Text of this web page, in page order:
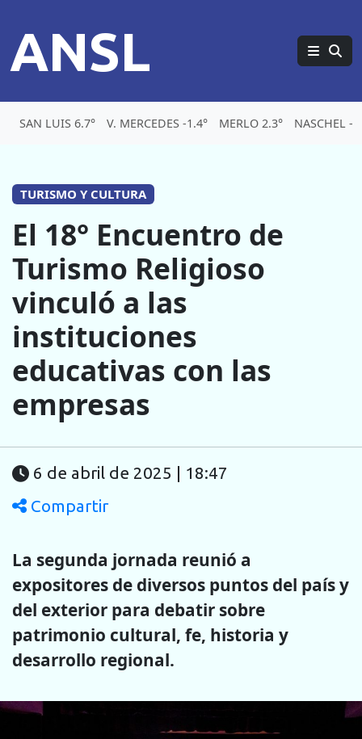
ANSL
SAN LUIS 6.7° V. MERCEDES -1.4° MERLO 2.3° NASCHEL -
TURISMO Y CULTURA
El 18° Encuentro de
Turismo Religioso
vinculó a las
instituciones
educativas con las
empresas
6 de abril de 2025 | 18:47
Compartir
La segunda jornada reunió a
expositores de diversos puntos del país y
del exterior para debatir sobre
patrimonio cultural, fe, historia y
desarrollo regional.